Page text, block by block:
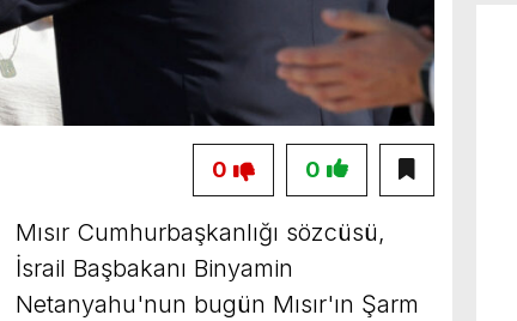
0
0
Mısır Cumhurbaşkanlığı sözcüsü,
İsrail Başbakanı Binyamin
Netanyahu'nun bugün Mısır'ın Şarm